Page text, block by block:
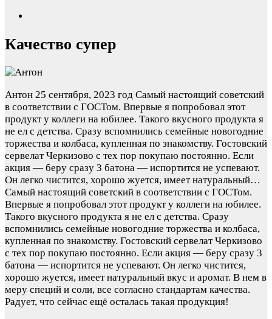
Качество супер
Антон 25 сентября, 2023 год Самый настоящий советский
в соответствии с ГОСТом. Впервые я попробовал этот
продукт у коллеги на юбилее. Такого вкусного продукта я
не ел с детства. Сразу вспомнились семейные новогодние
торжества и колбаса, купленная по знакомству. Гостовский
сервелат Черкизово с тех пор покупаю постоянно. Если
акция — беру сразу 3 батона — испортится не успевают.
Он легко чистится, хорошо жуется, имеет натуральный…
Самый настоящий советский в соответствии с ГОСТом.
Впервые я попробовал этот продукт у коллеги на юбилее.
Такого вкусного продукта я не ел с детства. Сразу
вспомнились семейные новогодние торжества и колбаса,
купленная по знакомству. Гостовский сервелат Черкизово
с тех пор покупаю постоянно. Если акция — беру сразу 3
батона — испортится не успевают. Он легко чистится,
хорошо жуется, имеет натуральный вкус и аромат. В нем в
меру специй и соли, все согласно стандартам качества.
Радует, что сейчас ещё осталась такая продукция!